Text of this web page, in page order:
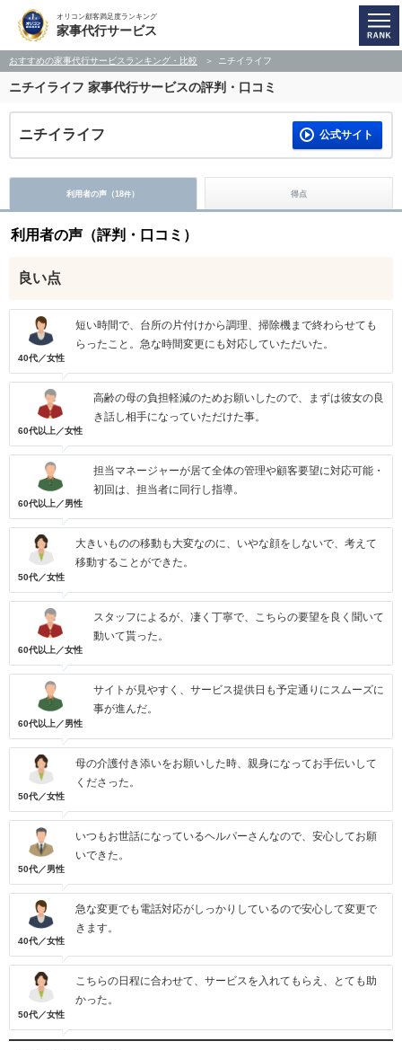
オリコン顧客満足度ランキング
家事代行サービス
おすすめの家事代行サービスランキング・比較 ニチイライフ
ニチイライフ 家事代行サービスの評判・口コミ
ニチイライフ 公式サイト
利用者の声（18件） 得点
利用者の声（評判・口コミ）
良い点
40代／女性
短い時間で、台所の片付けから調理、掃除機まで終わらせても
らったこと。急な時間変更にも対応していただいた。
60代以上／女性
高齢の母の負担軽減のためお願いしたので、まずは彼女の良
き話し相手になっていただけた事。
60代以上／男性
担当マネージャーが居て全体の管理や顧客要望に対応可能・
初回は、担当者に同行し指導。
50代／女性
大きいものの移動も大変なのに、いやな顔をしないで、考えて
移動することができた。
60代以上／女性
スタッフによるが、凄く丁寧で、こちらの要望を良く聞いて
動いて貰った。
60代以上／男性
サイトが見やすく、サービス提供日も予定通りにスムーズに
事が進んだ。
50代／女性
母の介護付き添いをお願いした時、親身になってお手伝いして
くださった。
50代／男性
いつもお世話になっているヘルパーさんなので、安心してお願
いできた。
40代／女性
急な変更でも電話対応がしっかりしているので安心して変更で
きます。
50代／女性
こちらの日程に合わせて、サービスを入れてもらえ、とても助
かった。